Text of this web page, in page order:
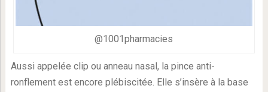
@1001pharmacies
Aussi appelée clip ou anneau nasal, la pince anti-
ronflement est encore plébiscitée. Elle s’insère à la base